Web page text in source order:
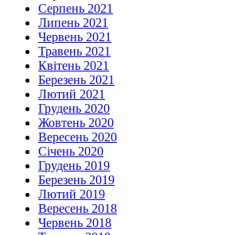
Серпень 2021
Липень 2021
Червень 2021
Травень 2021
Квітень 2021
Березень 2021
Лютий 2021
Грудень 2020
Жовтень 2020
Вересень 2020
Січень 2020
Грудень 2019
Березень 2019
Лютий 2019
Вересень 2018
Червень 2018